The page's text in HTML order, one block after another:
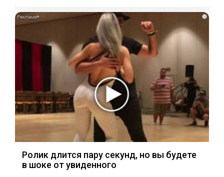
i
Ролик длится пару секунд, но вы будете
в шоке от увиденного